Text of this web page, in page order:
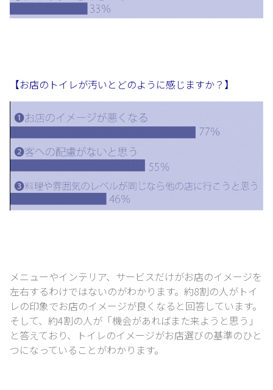
【お店のトイレが汚いとどのように感じますか？】
メニューやインテリア、サービスだけがお店のイメージを
左右するわけではないのがわかります。 約8割の人がトイ
レの印象でお店のイメージが良くなると回答しています。
そして、約4割の人が「機会があればまた来ようと思う」
と答えており、
トイレのイメージがお店選びの基準のひと
つになっていることがわかります。